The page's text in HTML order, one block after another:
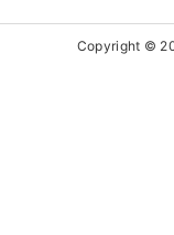
Copyright ©